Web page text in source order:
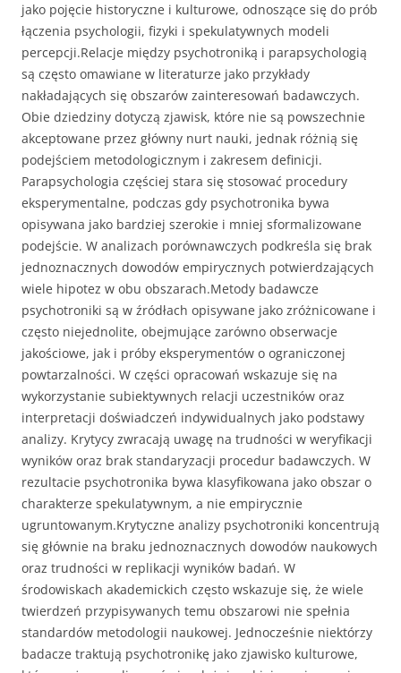
jako pojęcie historyczne i kulturowe, odnoszące się do prób
łączenia psychologii, fizyki i spekulatywnych modeli
percepcji.Relacje między psychotroniką i parapsychologią
są często omawiane w literaturze jako przykłady
nakładających się obszarów zainteresowań badawczych.
Obie dziedziny dotyczą zjawisk, które nie są powszechnie
akceptowane przez główny nurt nauki, jednak różnią się
podejściem metodologicznym i zakresem definicji.
Parapsychologia częściej stara się stosować procedury
eksperymentalne, podczas gdy psychotronika bywa
opisywana jako bardziej szerokie i mniej sformalizowane
podejście. W analizach porównawczych podkreśla się brak
jednoznacznych dowodów empirycznych potwierdzających
wiele hipotez w obu obszarach.Metody badawcze
psychotroniki są w źródłach opisywane jako zróżnicowane i
często niejednolite, obejmujące zarówno obserwacje
jakościowe, jak i próby eksperymentów o ograniczonej
powtarzalności. W części opracowań wskazuje się na
wykorzystanie subiektywnych relacji uczestników oraz
interpretacji doświadczeń indywidualnych jako podstawy
analizy. Krytycy zwracają uwagę na trudności w weryfikacji
wyników oraz brak standaryzacji procedur badawczych. W
rezultacie psychotronika bywa klasyfikowana jako obszar o
charakterze spekulatywnym, a nie empirycznie
ugruntowanym.Krytyczne analizy psychotroniki koncentrują
się głównie na braku jednoznacznych dowodów naukowych
oraz trudności w replikacji wyników badań. W
środowiskach akademickich często wskazuje się, że wiele
twierdzeń przypisywanych temu obszarowi nie spełnia
standardów metodologii naukowej. Jednocześnie niektórzy
badacze traktują psychotronikę jako zjawisko kulturowe,